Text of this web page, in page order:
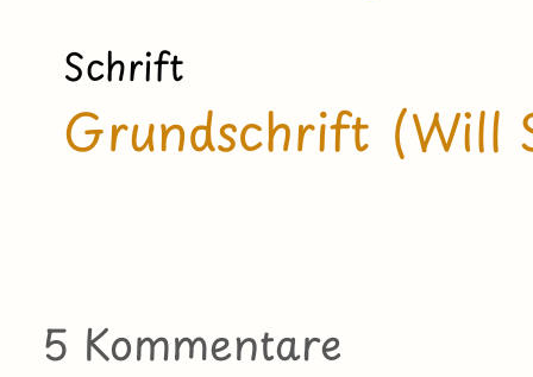
Schrift
Grundschrift (Will
5 Kommentare